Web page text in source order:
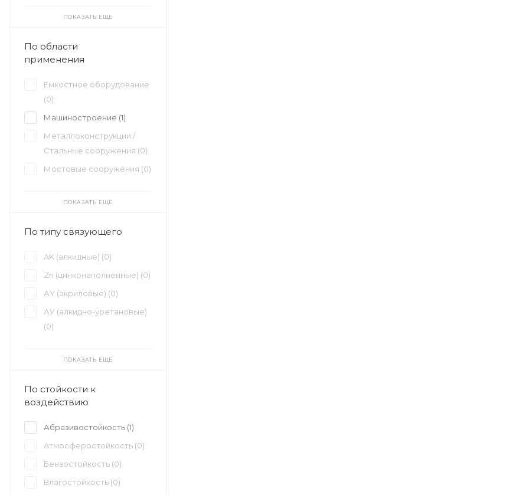
ПОКАЗАТЬ ЕЩЕ
По области
применения
Емкостное оборудование
(0)
Машиностроение (1)
Металлоконструкции /
Стальные сооружения (0)
Мостовые сооружения (0)
ПОКАЗАТЬ ЕЩЕ
По типу связующего
AK (алкидные) (0)
Zn (цинконаполненные) (0)
АY (акриловые) (0)
АУ (алкидно-уретановые)
(0)
ПОКАЗАТЬ ЕЩЕ
По стойкости к
воздействию
Абразивостойкость (1)
Атмосферостойкость (0)
Бензостойкость (0)
Влагостойкость (0)